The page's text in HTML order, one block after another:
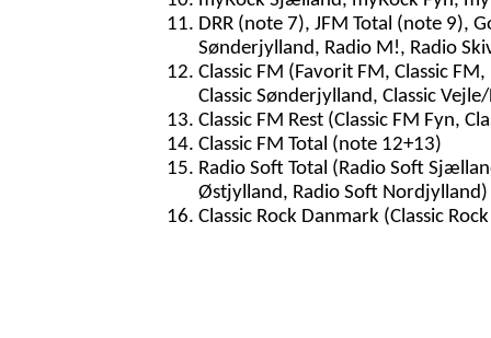
DRR (note 7), JFM Total (note 9),
Sønderjylland, Radio M!, Radio
Classic FM (Favorit FM, Classic
Classic Sønderjylland, Classic
Classic FM Rest (Classic FM Fyn,
Classic FM Total (note 12+13)
Radio Soft Total (Radio Soft
Østjylland, Radio Soft Nordjylland)
Classic Rock Danmark (Classic